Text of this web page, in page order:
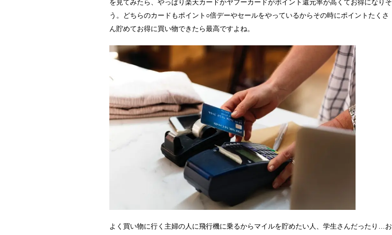
を見てみたら、やっぱり楽天カードかヤフーカードがポイント還元率が高くてお得になりそ
う。どちらのカードもポイント○倍デーやセールをやっているからその時にポイントたくさ
ん貯めてお得に買い物できたら最高ですよね。
よく買い物に行く主婦の人に飛行機に乗るからマイルを貯めたい人、学生さんだったり…お